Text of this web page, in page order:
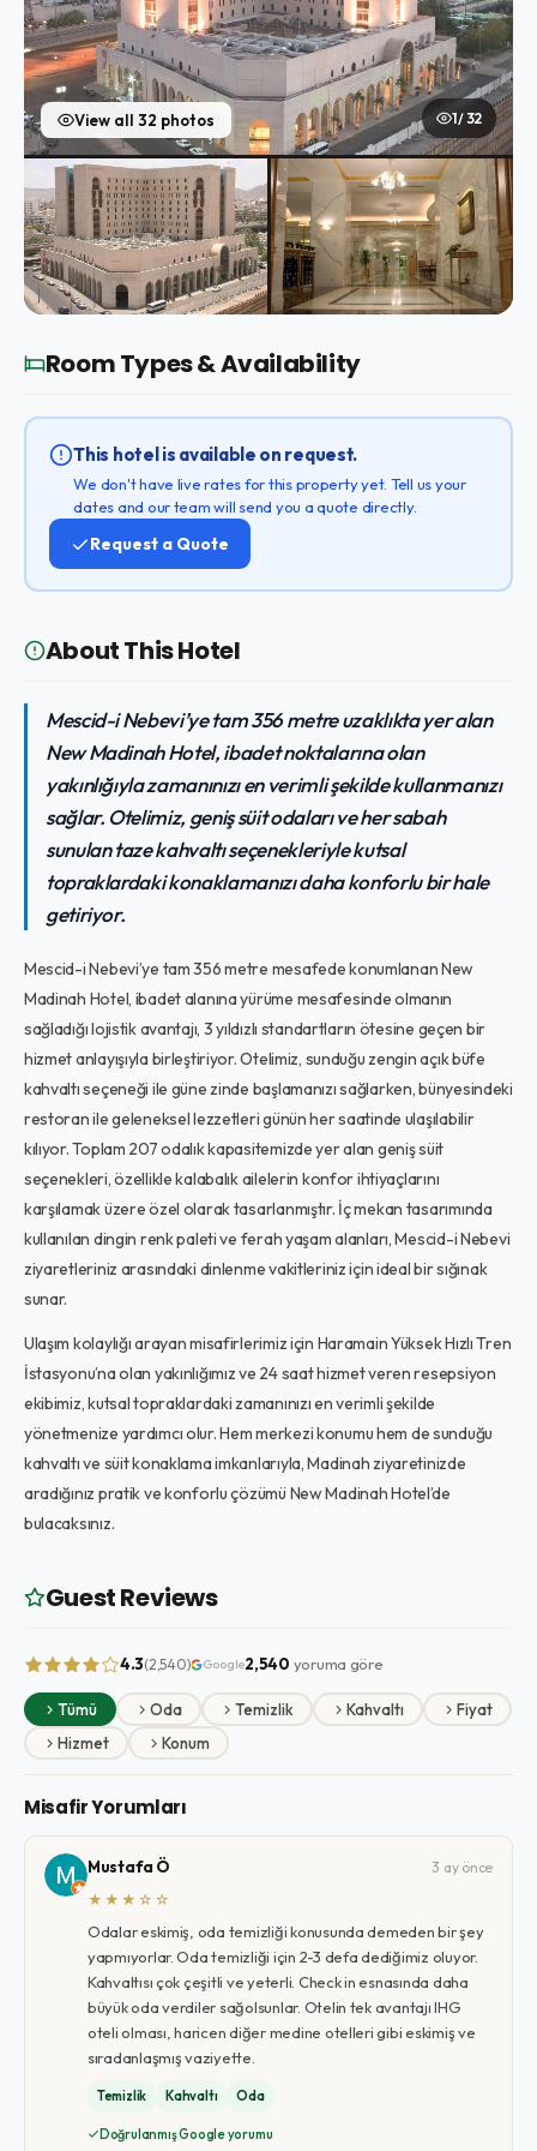
View all 32 photos 1 / 32
Room Types & Availability
This hotel is available on request.
We don't have live rates for this property yet. Tell us your
dates and our team will send you a quote directly.
Request a Quote
About This Hotel
Mescid-i Nebevi’ye tam 356 metre uzaklıkta yer alan
New Madinah Hotel, ibadet noktalarına olan
yakınlığıyla zamanınızı en verimli şekilde kullanmanızı
sağlar. Otelimiz, geniş süit odaları ve her sabah
sunulan taze kahvaltı seçenekleriyle kutsal
topraklardaki konaklamanızı daha konforlu bir hale
getiriyor.
Mescid-i Nebevi’ye tam 356 metre mesafede konumlanan New
Madinah Hotel, ibadet alanına yürüme mesafesinde olmanın
sağladığı lojistik avantajı, 3 yıldızlı standartların ötesine geçen bir
hizmet anlayışıyla birleştiriyor. Otelimiz, sunduğu zengin açık büfe
kahvaltı seçeneği ile güne zinde başlamanızı sağlarken, bünyesindeki
restoran ile geleneksel lezzetleri günün her saatinde ulaşılabilir
kılıyor. Toplam 207 odalık kapasitemizde yer alan geniş süit
seçenekleri, özellikle kalabalık ailelerin konfor ihtiyaçlarını
karşılamak üzere özel olarak tasarlanmıştır. İç mekan tasarımında
kullanılan dingin renk paleti ve ferah yaşam alanları, Mescid-i Nebevi
ziyaretleriniz arasındaki dinlenme vakitleriniz için ideal bir sığınak
sunar.
Ulaşım kolaylığı arayan misafirlerimiz için Haramain Yüksek Hızlı Tren
İstasyonu’na olan yakınlığımız ve 24 saat hizmet veren resepsiyon
ekibimiz, kutsal topraklardaki zamanınızı en verimli şekilde
yönetmenize yardımcı olur. Hem merkezi konumu hem de sunduğu
kahvaltı ve süit konaklama imkanlarıyla, Madinah ziyaretinizde
aradığınız pratik ve konforlu çözümü New Madinah Hotel’de
bulacaksınız.
Guest Reviews
4.3(2,540) Google2,540 yoruma göre
Tümü Oda Temizlik Kahvaltı
Fiyat
Hizmet
Konum
Misafir Yorumları
Mustafa Ö
3 ay önce
★★★☆☆
Odalar eskimiş, oda temizliği konusunda demeden bir şey
yapmıyorlar. Oda temizliği için 2-3 defa dediğimiz oluyor.
Kahvaltısı çok çeşitli ve yeterli. Check in esnasında daha
büyük oda verdiler sağolsunlar. Otelin tek avantajı IHG
oteli olması, haricen diğer medine otelleri gibi eskimiş ve
sıradanlaşmış vaziyette.
Temizlik Kahvaltı Oda
Doğrulanmış Google yorumu